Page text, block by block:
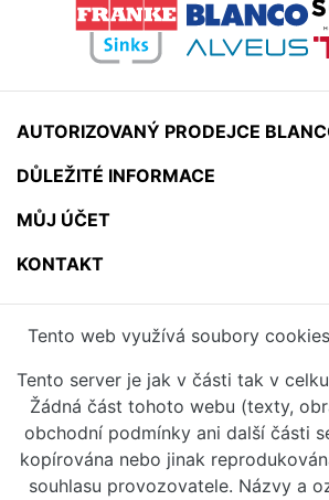
AUTORIZOVANÝ PRODEJCE
DŮLEŽITÉ INFORMACE
MŮJ ÚČET
KONTAKT
Tento web využívá soubory
Tento server je jak v části tak v
Žádná část tohoto webu (texty,
obchodní podmínky ani další části
kopírována nebo jinak
souhlasu provozovatele. Názvy a